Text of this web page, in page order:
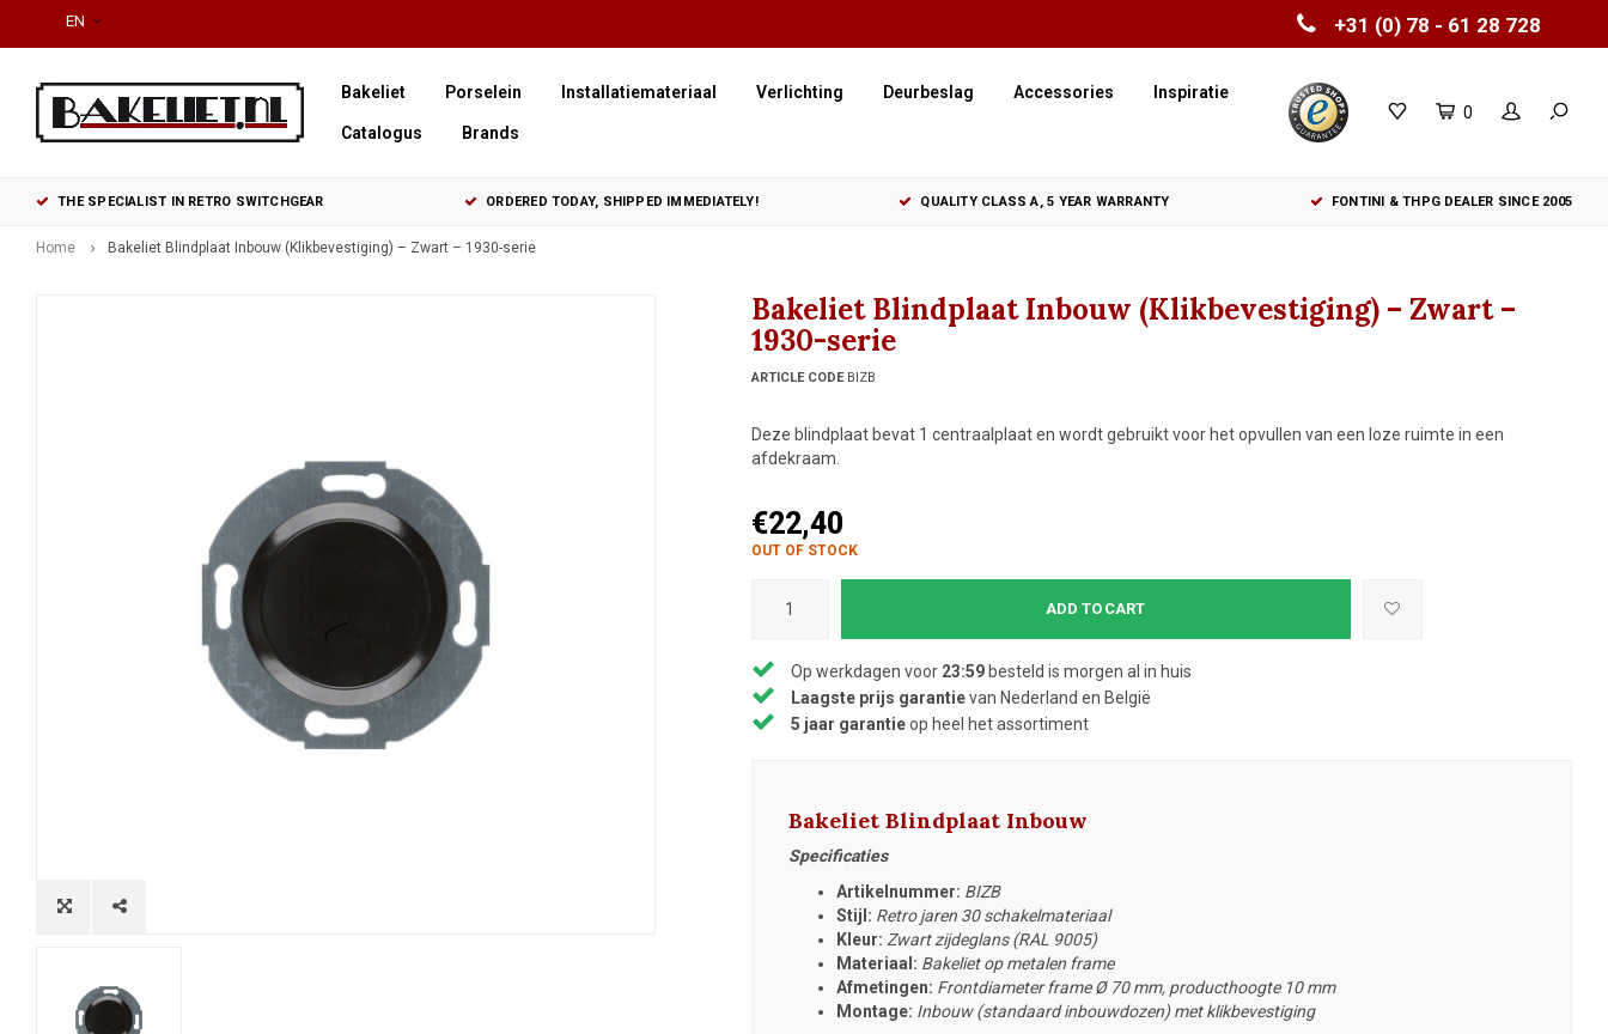
+31 (0) 78 - 61 28 728
EN
Bakeliet Porselein Installatiemateriaal Verlichting Deurbeslag Accessories Inspiratie
Catalogus Brands
0
THE SPECIALIST IN RETRO SWITCHGEAR ORDERED TODAY, SHIPPED IMMEDIATELY! QUALITY CLASS A, 5 YEAR WARRANTY FONTINI & THPG DEALER SINCE 2005
Home Bakeliet Blindplaat Inbouw (Klikbevestiging) – Zwart – 1930-serie
Bakeliet Blindplaat Inbouw (Klikbevestiging) – Zwart –
1930-serie
ARTICLE CODEBIZB
Deze blindplaat bevat 1 centraalplaat en wordt gebruikt voor het opvullen van een loze ruimte in een
afdekraam.
€22,40
OUT OF STOCK
ADD TO CART
Op werkdagen voor 23:59besteld is morgen al in huis
Laagste prijs garantievan Nederland en België
5 jaar garantieop heel het assortiment
Bakeliet Blindplaat Inbouw
Specificaties
Artikelnummer: BIZB
Stijl: Retro jaren 30 schakelmateriaal
Kleur: Zwart zijdeglans (RAL 9005)
Materiaal: Bakeliet op metalen frame
Afmetingen: Frontdiameter frame Ø 70 mm, producthoogte 10 mm
Montage: Inbouw (standaard inbouwdozen) met klikbevestiging